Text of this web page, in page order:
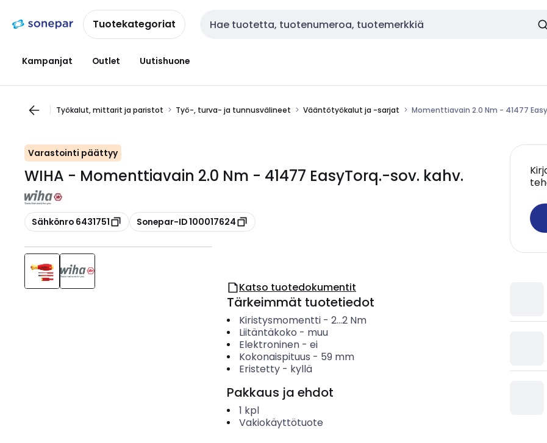
navigointiinsisältöönTuotekategoriat Haku
Kampanjat Outlet Uutishuone
Työkalut, mittarit ja paristot Työ-, turva- ja tunnusvälineet Vääntötyökalut ja -sarjat Momenttiavain 2.0 Nm - 41477
Varastointi päättyy
WIHA - Momenttiavain 2.0 Nm - 41477 EasyTorq.-sov. kahv.
Kopioi
Sähkönro 6431751 Kopioi
Sonepar-ID 100017624
Katso tuotedokumentit
Tärkeimmät tuotetiedot
Kiristysmomentti- 2...2 Nm
Liitäntäkoko - muu
Elektroninen- ei
Kokonaispituus - 59 mm
Eristetty- kyllä
Pakkaus ja ehdot
1 kpl
Vakiokäyttötuote